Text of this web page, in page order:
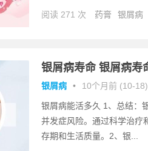
阅读 271 次 药膏 银屑病
银屑病寿命 银屑病寿
银屑病 • 10个月前 (10-18)
银屑病能活多久 1、总结：
并发症风险。通过科学治疗
存期和生活质量。2、银...